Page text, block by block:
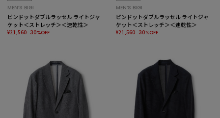
MEN’S BIGI
ピンドットダブルラッセル ライトジャ
ケット＜ストレッチ＞＜速乾性＞
¥21,560 30%OFF
MEN’S BIGI
ピンドットダブルラッセル ライトジャ
ケット＜ストレッチ＞＜速乾性＞
¥21,560 30%OFF